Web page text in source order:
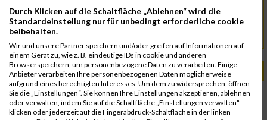
lcc.wien@speed.at
PASSENDE VERANSTALTUNGEN
13. September 2026
LCC-Wien Babenbergerlauf
Durch Klicken auf die Schaltfläche „Ablehnen“ wird die
Standardeinstellung nur für unbedingt erforderliche cookie
beibehalten.
Wir und unsere Partner speichern und/oder greifen auf Informationen auf
einem Gerät zu, wie z. B. eindeutige IDs in cookie und anderen
Browserspeichern, um personenbezogene Daten zu verarbeiten. Einige
Anbieter verarbeiten Ihre personenbezogenen Daten möglicherweise
aufgrund eines berechtigten Interesses. Um dem zu widersprechen, öffnen
Sie die „Einstellungen“. Sie können Ihre Einstellungen akzeptieren, ablehnen
oder verwalten, indem Sie auf die Schaltfläche „Einstellungen verwalten“
klicken oder jederzeit auf die Fingerabdruck-Schaltfläche in der linken